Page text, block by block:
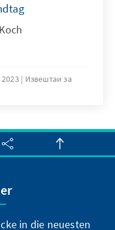
Извештаи за
in die neuesten